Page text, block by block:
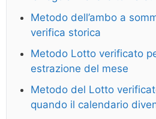
Metodo dell’ambo a
verifica storica
Metodo Lotto verificato
estrazione del mese
Metodo del Lotto
quando il calendario